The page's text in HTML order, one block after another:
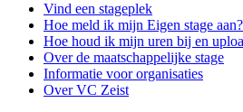
Vind een stageplek
Hoe meld ik mijn Eigen stage aan?
Hoe houd ik mijn uren bij en
Over de maatschappelijke stage
Informatie voor organisaties
Over VC Zeist